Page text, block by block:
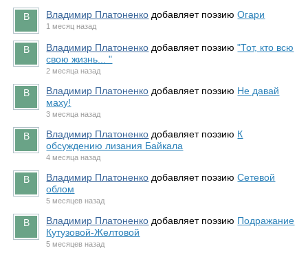
Владимир Платоненко добавляет поэзиюОгари
1 месяц назад
Владимир Платоненко добавляет поэзию"Тот, кто всю
свою жизнь... "
2 месяца назад
Владимир Платоненко добавляет поэзию Не давай
маху!
3 месяца назад
Владимир Платоненко добавляет поэзию К
обсуждению лизания Байкала
4 месяца назад
Владимир Платоненко добавляет поэзиюСетевой
облом
5 месяцев назад
Владимир Платоненко добавляет поэзию Подражание
Кутузовой-Желтовой
5 месяцев назад